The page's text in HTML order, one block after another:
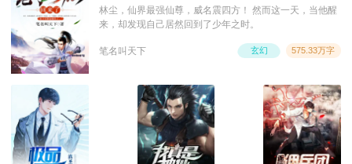
林尘，仙界最强仙尊，威名震四方！ 然而这一天，当他醒
来，却发现自己居然回到了少年之时。
笔名叫天下 575.33万字
玄幻